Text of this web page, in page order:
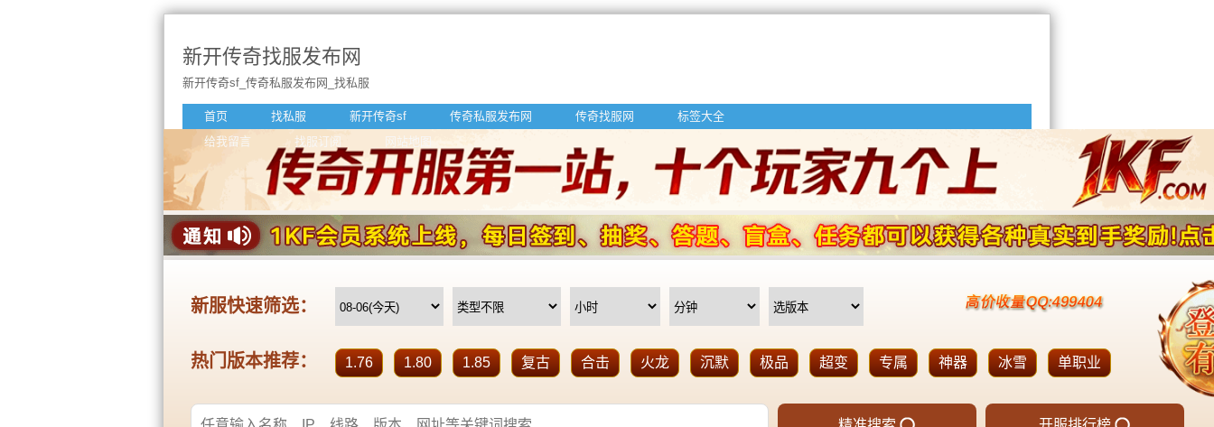
新开传奇找服发布网
新开传奇sf_传奇私服发布网_找私服
首页 找私服 新开传奇sf 传奇私服发布网 传奇找服网
标签大全
给我留言
找服订阅 网站地图